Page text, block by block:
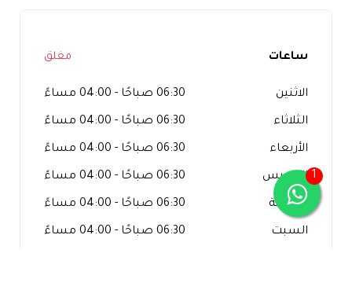
ساعات مغلق
الاثنين 06:30 صباحًا - 04:00 مساءً
الثلاثاء 06:30 صباحًا - 04:00 مساءً
الأربعاء 06:30 صباحًا - 04:00 مساءً
الخميس 06:30 صباحًا - 04:00 مساءً
الجمعة 06:30 صباحًا - 04:00 مساءً
السبت 06:30 صباحًا - 04:00 مساءً
1